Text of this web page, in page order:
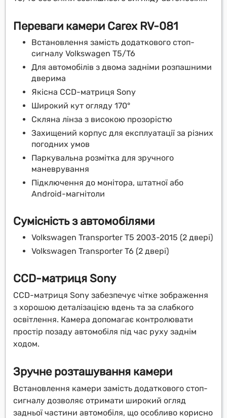
Переваги камери Carex RV-081
Встановлення замість додаткового стоп-
сигналу Volkswagen T5/T6
Для автомобілів з двома задніми розпашними
дверима
Якісна CCD-матриця Sony
Широкий кут огляду 170°
Скляна лінза з високою прозорістю
Захищений корпус для експлуатації за різних
погодних умов
Паркувальна розмітка для зручного
маневрування
Підключення до монітора, штатної або
Android-магнітоли
Сумісність з автомобілями
Volkswagen Transporter T5 2003-2015 (2 двері)
Volkswagen Transporter T6 (2 двері)
CCD-матриця Sony
CCD-матриця Sony забезпечує чітке зображення
з хорошою деталізацією вдень та за слабкого
освітлення. Камера допомагає контролювати
простір позаду автомобіля під час руху заднім
ходом.
Зручне розташування камери
Встановлення камери замість додаткового стоп-
сигналу дозволяє отримати широкий огляд
задньої частини автомобіля, що особливо корисно